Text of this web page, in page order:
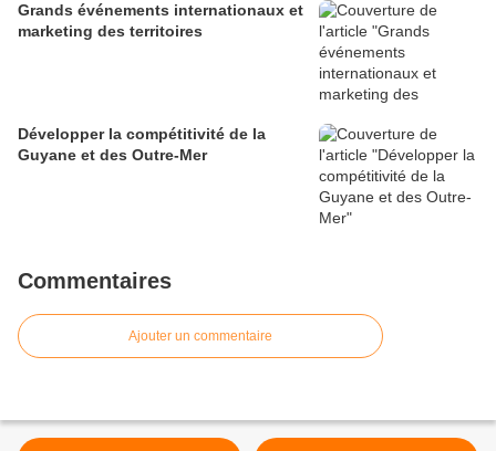
Grands événements internationaux et
marketing des territoires
Développer la compétitivité de la
Guyane et des Outre-Mer
Commentaires
Ajouter un commentaire